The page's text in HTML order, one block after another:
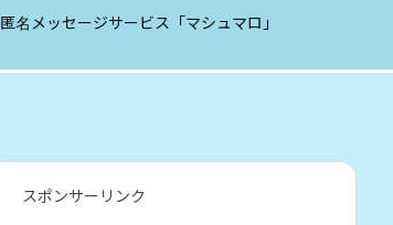
匿名メッセージサービス「マシュマロ」
スポンサーリンク